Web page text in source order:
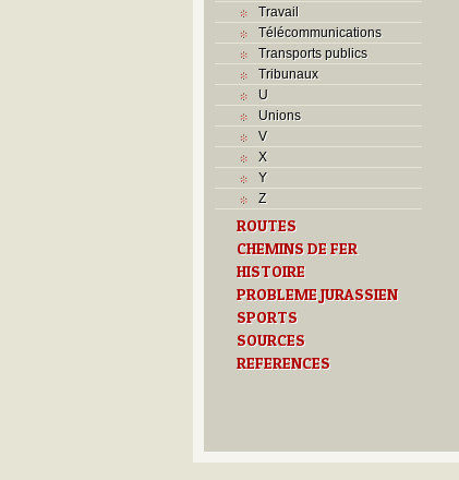
Travail
Télécommunications
Transports publics
Tribunaux
U
Unions
V
X
Y
Z
ROUTES
CHEMINS DE FER
HISTOIRE
PROBLEME JURASSIEN
SPORTS
SOURCES
REFERENCES